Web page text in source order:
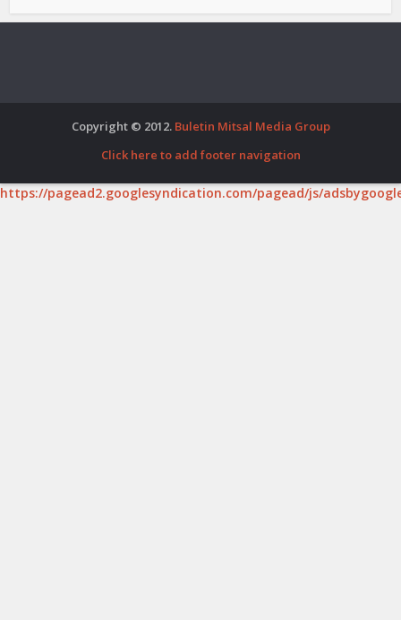
Copyright © 2012. Buletin Mitsal Media Group
Click here to add footer navigation
https://pagead2.googlesyndication.com/pagead/js/